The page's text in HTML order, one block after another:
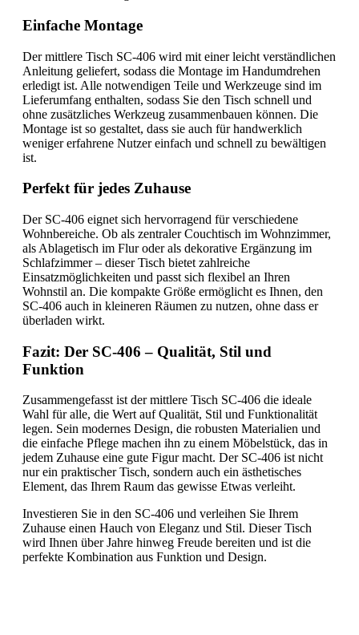
Einfache Montage
Der mittlere Tisch SC-406 wird mit einer leicht verständlichen
Anleitung geliefert, sodass die Montage im Handumdrehen
erledigt ist. Alle notwendigen Teile und Werkzeuge sind im
Lieferumfang enthalten, sodass Sie den Tisch schnell und
ohne zusätzliches Werkzeug zusammenbauen können. Die
Montage ist so gestaltet, dass sie auch für handwerklich
weniger erfahrene Nutzer einfach und schnell zu bewältigen
ist.
Perfekt für jedes Zuhause
Der SC-406 eignet sich hervorragend für verschiedene
Wohnbereiche. Ob als zentraler Couchtisch im Wohnzimmer,
als Ablagetisch im Flur oder als dekorative Ergänzung im
Schlafzimmer – dieser Tisch bietet zahlreiche
Einsatzmöglichkeiten und passt sich flexibel an Ihren
Wohnstil an. Die kompakte Größe ermöglicht es Ihnen, den
SC-406 auch in kleineren Räumen zu nutzen, ohne dass er
überladen wirkt.
Fazit: Der SC-406 – Qualität, Stil und
Funktion
Zusammengefasst ist der mittlere Tisch SC-406 die ideale
Wahl für alle, die Wert auf Qualität, Stil und Funktionalität
legen. Sein modernes Design, die robusten Materialien und
die einfache Pflege machen ihn zu einem Möbelstück, das in
jedem Zuhause eine gute Figur macht. Der SC-406 ist nicht
nur ein praktischer Tisch, sondern auch ein ästhetisches
Element, das Ihrem Raum das gewisse Etwas verleiht.
Investieren Sie in den SC-406 und verleihen Sie Ihrem
Zuhause einen Hauch von Eleganz und Stil. Dieser Tisch
wird Ihnen über Jahre hinweg Freude bereiten und ist die
perfekte Kombination aus Funktion und Design.